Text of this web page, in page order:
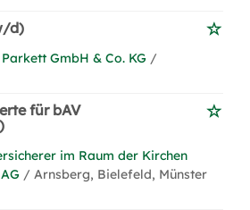
d)
GmbH & Co. KG /
für bAV
im Raum der Kirchen
/ Arnsberg, Bielefeld, Münster